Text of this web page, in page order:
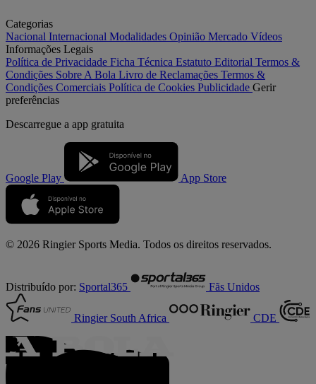
Categorias
Nacional Internacional Modalidades Opinião Mercado Vídeos
Informações Legais
Política de Privacidade Ficha Técnica Estatuto Editorial Termos &
Condições Sobre A Bola Livro de Reclamações Termos &
Condições Comerciais Política de Cookies Publicidade Gerir
preferências
Descarregue a app gratuita
Google Play App Store
© 2026 Ringier Sports Media. Todos os direitos reservados.
Distribuído por: Sportal365 Fãs Unidos
Ringier South Africa CDE